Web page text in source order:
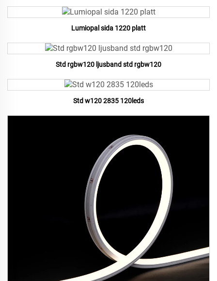
Lumiopal sida 1220 platt
Std rgbw120 ljusband std rgbw120
Std w120 2835 120leds